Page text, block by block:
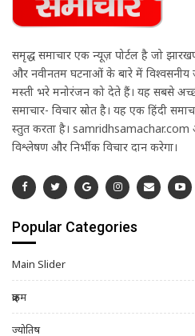
समृद्ध समाचार एक न्यूज़ पोर्टल है जो
और नवीनतम घटनाओं के बारे में विश्वसनीय
मस्ती भरे मनोरंजन को देते हैं। यह सबसे
समाचार- विचार स्रोत है। यह एक हिंदी
प्रस्तुत करता है। samridhsamachar.com
विश्लेषण और निर्भीक विचार प्रदान करेगा।
Popular Categories
Main Slider
क्राइम
ज्योतिष